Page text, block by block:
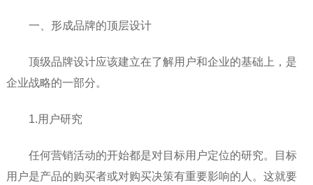
一、形成品牌的顶层设计
顶级品牌设计应该建立在了解用户和企业的基础上，是
企业战略的一部分。
1.用户研究
任何营销活动的开始都是对目标用户定位的研究。目标
用户是产品的购买者或对购买决策有重要影响的人。这就要